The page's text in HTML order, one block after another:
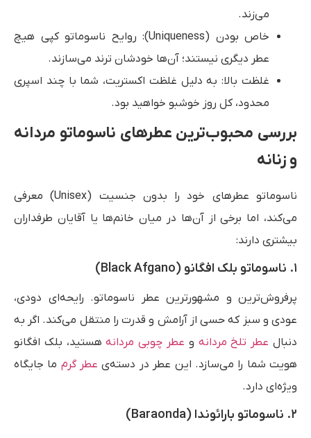
می‌زند.
خاص بودن (Uniqueness): روایح ناسوماتو کپی هیچ
عطر دیگری نیستند؛ آن‌ها خودشان ترند می‌سازند.
غلظت بالا: به دلیل غلظت اکستریت، شما با چند اسپری
محدود، کل روز خوشبو خواهید بود.
بررسی محبوب‌ترین عطرهای ناسوماتو مردانه
و زنانه
ناسوماتو عطرهای خود را بدون جنسیت (Unisex) معرفی
می‌کند، اما برخی از آن‌ها در میان خانم‌ها یا آقایان طرفداران
بیشتری دارند:
۱. ناسوماتو بلک افگانو (Black Afgano)
پرفروش‌ترین و مشهورترین عطر ناسوماتو. رایحه‌ای دودی،
عودی و سبز که حسی از آرامش و قدرت را منتقل می‌کند. اگر به
دنبال عطر تلخ مردانه و عطر چوبی مردانههستید، بلک افگانو
هویت شما را می‌سازد. این عطر در دسته‌ی عطر گرم ما جایگاه
ویژه‌ای دارد.
۲. ناسوماتو بارائوندا (Baraonda)